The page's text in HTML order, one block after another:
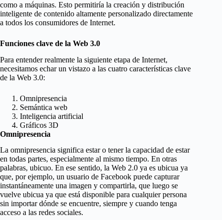
como a máquinas. Esto permitiría la creación y distribución
inteligente de contenido altamente personalizado directamente
a todos los consumidores de Internet.
Funciones clave de la Web 3.0
Para entender realmente la siguiente etapa de Internet,
necesitamos echar un vistazo a las cuatro características clave
de la Web 3.0:
Omnipresencia
Semántica web
Inteligencia artificial
Gráficos 3D
Omnipresencia
La omnipresencia significa estar o tener la capacidad de estar
en todas partes, especialmente al mismo tiempo. En otras
palabras, ubicuo. En ese sentido, la Web 2.0 ya es ubicua ya
que, por ejemplo, un usuario de Facebook puede capturar
instantáneamente una imagen y compartirla, que luego se
vuelve ubicua ya que está disponible para cualquier persona
sin importar dónde se encuentre, siempre y cuando tenga
acceso a las redes sociales.